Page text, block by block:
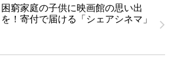
困窮家庭の子供に映画館の思い出
を！寄付で届ける「シェアシネマ」